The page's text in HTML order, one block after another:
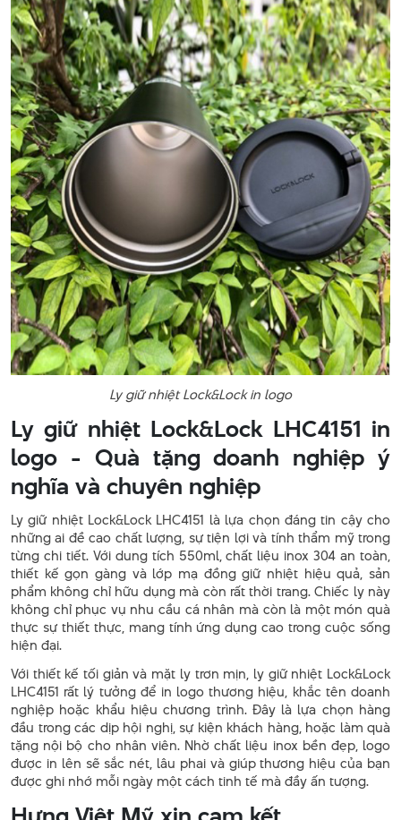
Ly giữ nhiệt Lock&Lock in logo
Ly giữ nhiệt Lock&Lock LHC4151 in
logo - Quà tặng doanh nghiệp ý
nghĩa và chuyên nghiệp
Ly giữ nhiệt Lock&Lock LHC4151 là lựa chọn đáng tin cậy cho
những ai đề cao chất lượng, sự tiện lợi và tính thẩm mỹ trong
từng chi tiết. Với dung tích 550ml, chất liệu inox 304 an toàn,
thiết kế gọn gàng và lớp mạ đồng giữ nhiệt hiệu quả, sản
phẩm không chỉ hữu dụng mà còn rất thời trang. Chiếc ly này
không chỉ phục vụ nhu cầu cá nhân mà còn là một món quà
thực sự thiết thực, mang tính ứng dụng cao trong cuộc sống
hiện đại.
Với thiết kế tối giản và mặt ly trơn mịn, ly giữ nhiệt Lock&Lock
LHC4151 rất lý tưởng để in logo thương hiệu, khắc tên doanh
nghiệp hoặc khẩu hiệu chương trình. Đây là lựa chọn hàng
đầu trong các dịp hội nghị, sự kiện khách hàng, hoặc làm quà
tặng nội bộ cho nhân viên. Nhờ chất liệu inox bền đẹp, logo
được in lên sẽ sắc nét, lâu phai và giúp thương hiệu của bạn
được ghi nhớ mỗi ngày một cách tinh tế mà đầy ấn tượng.